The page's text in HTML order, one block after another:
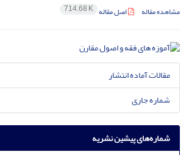
مشاهده مقاله اصل مقاله 714.68 K
مقالات آماده انتشار
شماره جاری
شماره‌های پیشین نشریه